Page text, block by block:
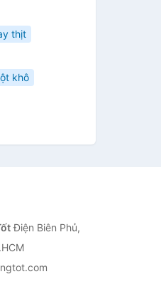
thịt
khô
Điện Biên Phủ,